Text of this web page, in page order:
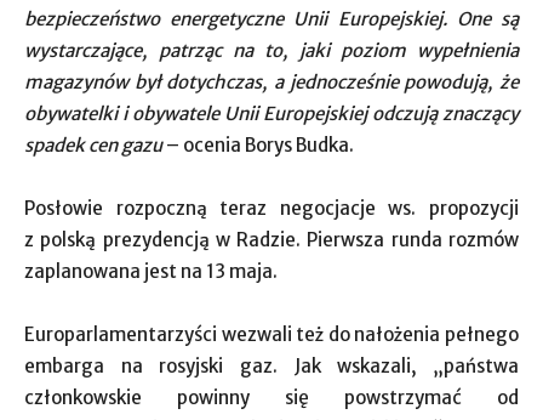
bezpieczeństwo energetyczne Unii Europejskiej. One są
wystarczające, patrząc na to, jaki poziom wypełnienia
magazynów był dotychczas, a jednocześnie powodują, że
obywatelki i obywatele Unii Europejskiej odczują znaczący
spadek cen gazu– ocenia Borys Budka.
Posłowie rozpoczną teraz negocjacje ws. propozycji
z polską prezydencją w Radzie. Pierwsza runda rozmów
zaplanowana jest na 13 maja.
Europarlamentarzyści wezwali też do nałożenia pełnego
embarga na rosyjski gaz. Jak wskazali, „państwa
członkowskie powinny się powstrzymać od